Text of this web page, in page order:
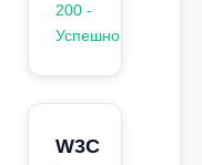
200 -
Успешно
W3C